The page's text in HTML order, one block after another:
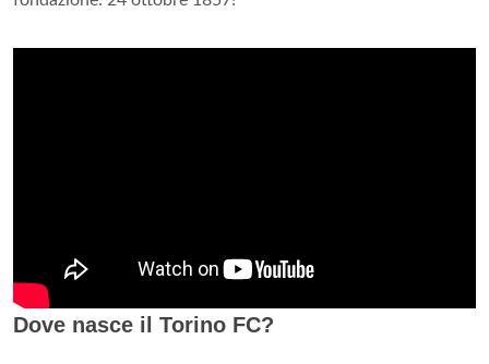
Dove nasce il Torino FC?